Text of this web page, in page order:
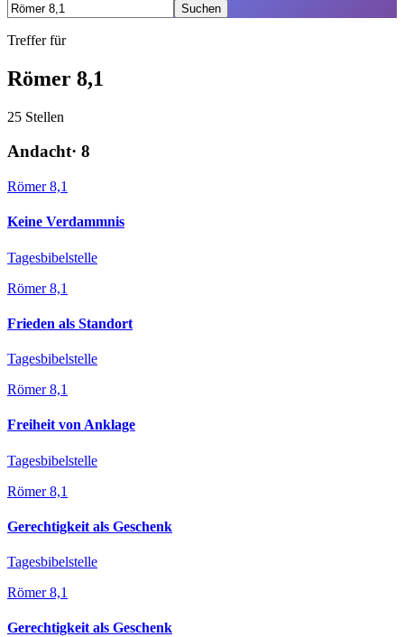
Suchen
Treffer für
Römer 8,1
25 Stellen
Andacht· 8
Römer 8,1
Keine Verdammnis
Tagesbibelstelle
Römer 8,1
Frieden als Standort
Tagesbibelstelle
Römer 8,1
Freiheit von Anklage
Tagesbibelstelle
Römer 8,1
Gerechtigkeit als Geschenk
Tagesbibelstelle
Römer 8,1
Gerechtigkeit als Geschenk